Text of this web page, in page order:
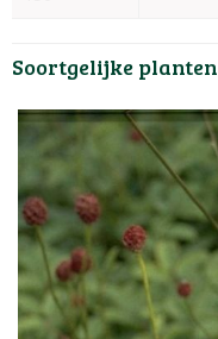
Soortgelijke planten